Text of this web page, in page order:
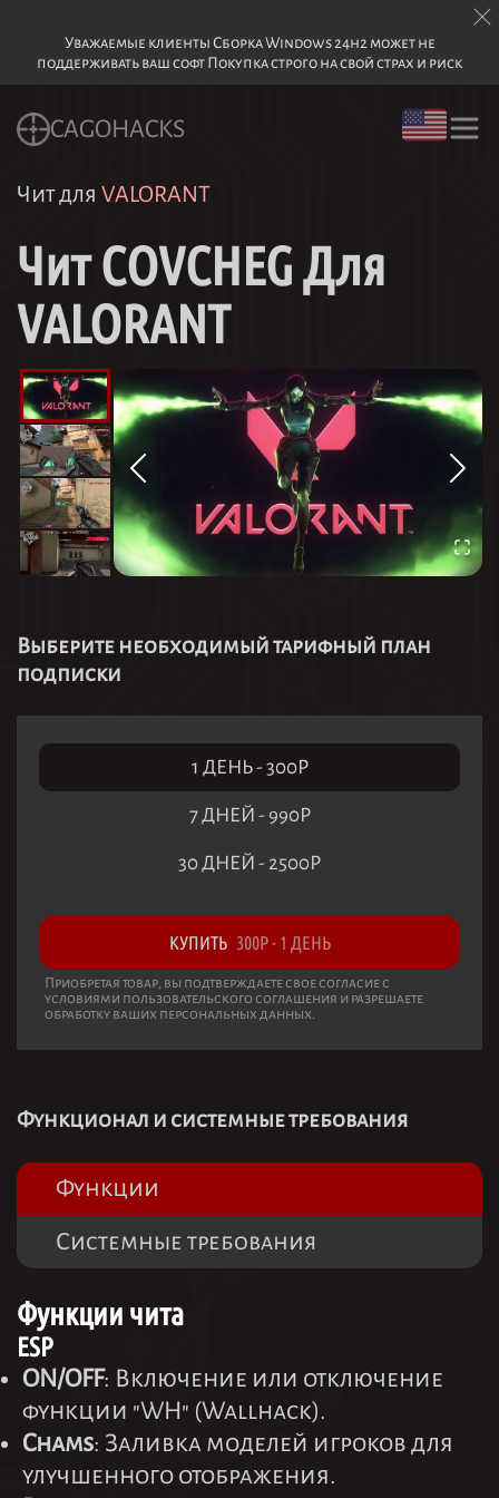
Уважаемые клиенты Сборка Windows 24h2 может не
поддерживать ваш софт Покупка строго на свой страх и риск
CAGOHACKS
Чит для VALORANT
Чит COVCHEG Для
VALORANT
Выберите необходимый тарифный план
подписки
1 ДЕНЬ-300Р
7 ДНЕЙ - 990 Р
30 ДНЕЙ - 2500 Р
КУПИТЬ 300Р- 1 ДЕНЬ
Приобретая товар, вы подтверждаете свое согласие с
условиями пользовательского соглашения и разрешаете
обработку ваших персональных данных.
Функционал и системные требования
Функции
Системные требования
Функции чита
ESP
ON/OFF: Включение или отключение
функции "WH" (Wallhack).
Chams: Заливка моделей игроков для
улучшенного отображения.